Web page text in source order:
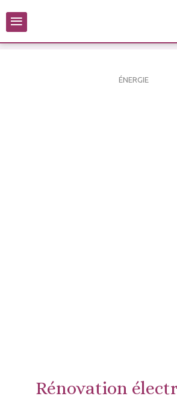
≡
ÉNERGIE
Rénovation